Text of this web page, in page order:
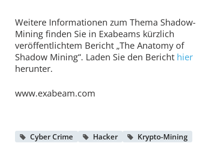
Weitere Informationen zum Thema Shadow-
Mining finden Sie in Exabeams kürzlich
veröffentlichtem Bericht „The Anatomy of
Shadow Mining“. Laden Sie den Bericht hier
herunter.
www.exabeam.com
Cyber Crime Hacker Krypto-Mining